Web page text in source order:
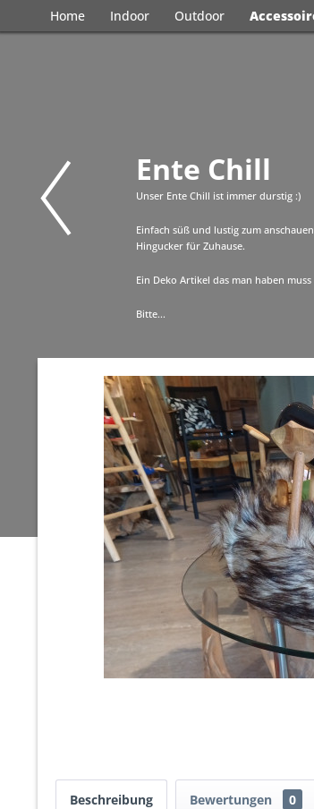
Home Indoor Outdoor
Ente Chill
Unser Ente Chill ist immer durstig :)
Einfach süß und lustig zum
Hingucker für Zuhause.
Ein Deko Artikel das man haben muss
Bitte...
Beschreibung Bewertungen 0